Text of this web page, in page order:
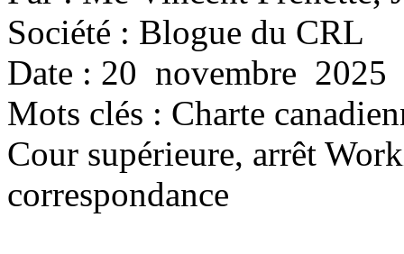
Société : Blogue du CRL
Date : 20 novembre 2025
Mots clés : Charte
Cour supérieure, arrêt
correspondance